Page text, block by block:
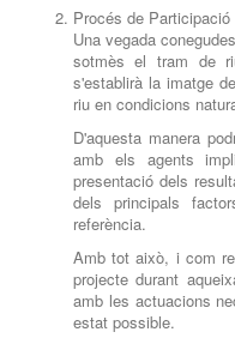
Procés de Participació
Una vegada
sotmès el tram de
s'establirà la imatge
riu en condicions
D'aquesta manera
amb els agents
presentació dels
dels principals
referència.
Amb tot això, i com
projecte durant
amb les actuacions
estat possible.